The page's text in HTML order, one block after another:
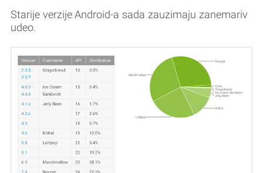
Starije verzije Android-a sada zauzimaju zanemariv
udeo.